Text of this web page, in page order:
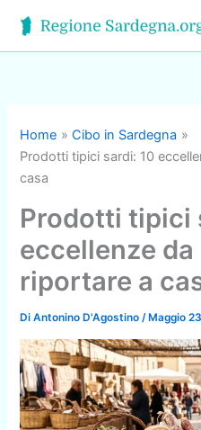
contenuto
Home
Cibo in Sardegna
Prodotti tipici sardi: 10
casa
Prodotti tipici
eccellenze
riportare a
DiAntonino D'Agostino/Maggio